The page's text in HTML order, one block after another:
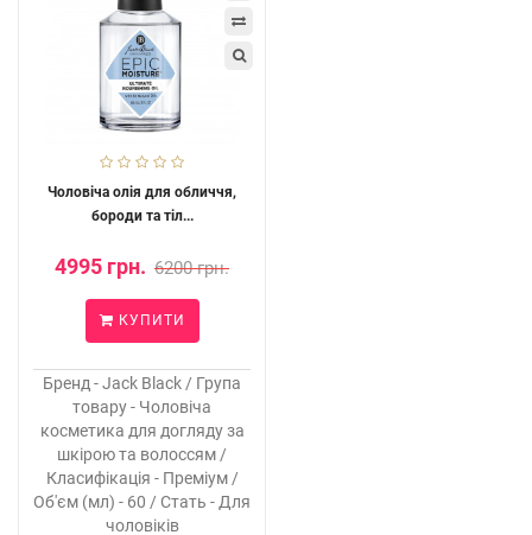
Чоловіча олія для обличчя,
бороди та тіл...
4995 грн. 6200 грн.
КУПИТИ
Бренд - Jack Black / Група
товару - Чоловіча
косметика для догляду за
шкірою та волоссям /
Класифікація - Преміум /
Об'єм (мл) - 60 / Стать - Для
чоловіків